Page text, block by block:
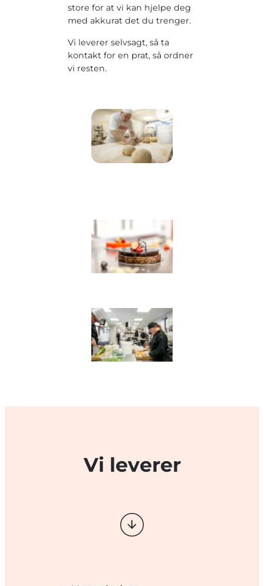
store for at vi kan hjelpe deg
med akkurat det du trenger.
Vi leverer selvsagt, så ta
kontakt for en prat, så ordner
vi resten.
Vi leverer